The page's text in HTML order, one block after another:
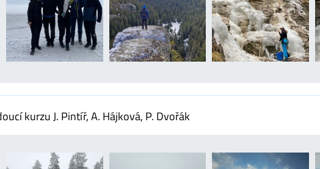
kurzu J. Pintíř, A. Hájková, P. Dvořák